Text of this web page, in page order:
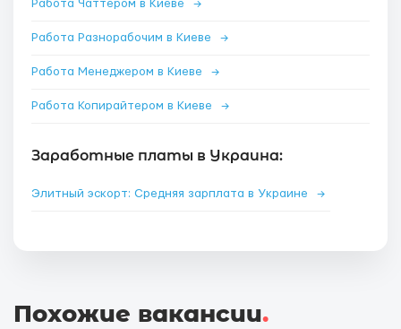
Работа Чаттером в Киеве →
Работа Разнорабочим в Киеве →
Работа Менеджером в Киеве →
Работа Копирайтером в Киеве →
Заработные платы в Украина:
Элитный эскорт: Средняя зарплата в Украине →
Похожие вакансии.